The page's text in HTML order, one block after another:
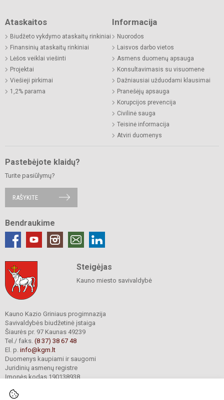
Ataskaitos
Biudžeto vykdymo ataskaitų rinkiniai
Finansinių ataskaitų rinkiniai
Lėšos veiklai viešinti
Projektai
Viešieji pirkimai
1,2% parama
Informacija
Nuorodos
Laisvos darbo vietos
Asmens duomenų apsauga
Konsultavimasis su visuomene
Dažniausiai užduodami klausimai
Pranešėjų apsauga
Korupcijos prevencija
Civilinė sauga
Teisinė informacija
Atviri duomenys
Pastebėjote klaidų?
Turite pasiūlymų?
RAŠYKITE
Bendraukime
Steigėjas
Kauno miesto savivaldybė
Kauno Kazio Griniaus progimnazija
Savivaldybės biudžetinė įstaiga
Šiaurės pr. 97 Kaunas 49239
Tel./ faks. (8 37) 38 67 48
El. p. info@kgm.lt
Duomenys kaupiami ir saugomi
Juridinių asmenų registre
Įmonės kodas 190138938